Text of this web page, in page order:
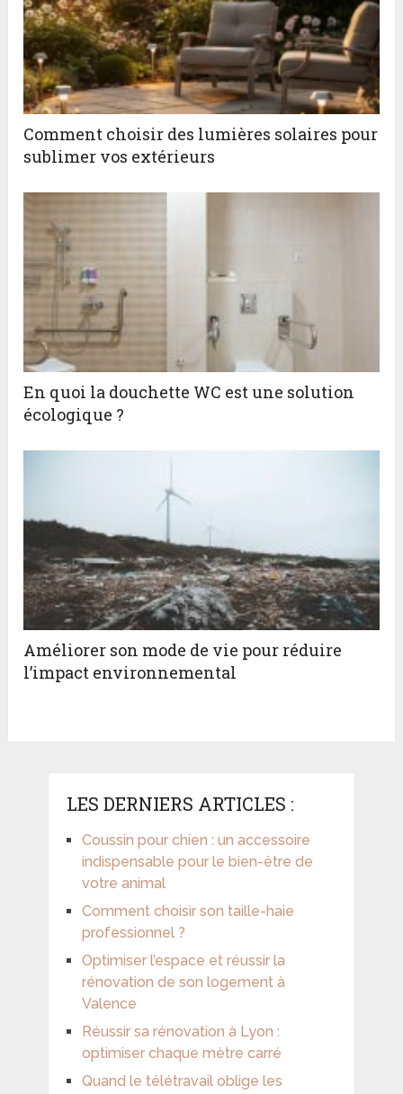
Comment choisir des lumières solaires pour
sublimer vos extérieurs
En quoi la douchette WC est une solution
écologique ?
Améliorer son mode de vie pour réduire
l’impact environnemental
LES DERNIERS ARTICLES :
Coussin pour chien : un accessoire
indispensable pour le bien-être de
votre animal
Comment choisir son taille-haie
professionnel ?
Optimiser l’espace et réussir la
rénovation de son logement à
Valence
Réussir sa rénovation à Lyon :
optimiser chaque mètre carré
Quand le télétravail oblige les